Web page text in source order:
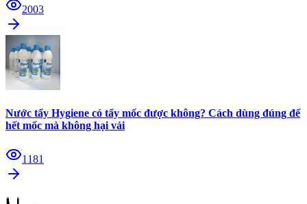
2003
Nước tẩy Hygiene có tẩy mốc được không? Cách dùng đúng để
hết mốc mà không hại vải
1181